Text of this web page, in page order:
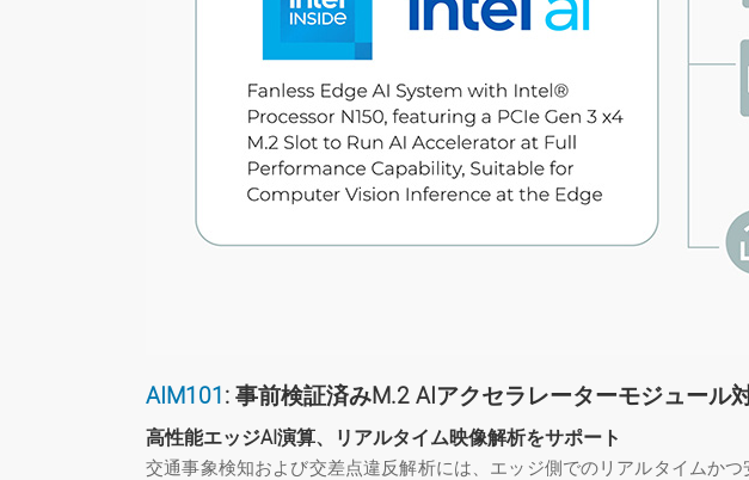
AIM101 : 事前検証済みM.2 AIアクセラレーターモジュール
高性能エッジAI演算、リアルタイム映像解析をサポート
交通事象検知および交差点違反解析には、エッジ側でのリアルタイムか